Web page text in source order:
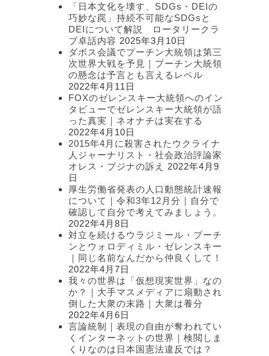
「日本文化を壊す、SDGs・DEIの
巧妙な罠」持続不可能なSDGsと
DEIについて解説 ロータリークラ
ブ卓話内容 2025年3月10日
ダボス会議でプーチン大統領は第三
次世界大戦を予見｜プーチン大統領
の懸念は予言とも言えるレベル
2022年4月11日
FOXのゼレンスキー大統領へのイン
タビューでゼレンスキー大統領が語
った真実｜ネオナチは実在する
2022年4月10日
2015年4月に殺害されたウクライナ
人ジャーナリスト・社会政治評論家
オレス・ブジナの訴え
2022年4月9
日
厚生労働省発表の人口動態統計速報
について｜令和3年12月分｜自分で
確認して自分で考えてみましょう。
2022年4月8日
対立を続けるウラジミール・プーチ
ンとウォロディミル・ゼレンスキー
｜同じ名前なんだから仲良くして！
2022年4月7日
我々の世界は「仮想現実世界」なの
か？｜大手マスメディアに扇動され
倒した大衆の末路｜大衆は養分
2022年4月6日
言論統制｜表現の自由が奪われてい
くインターネットの世界｜検閲しま
くりなのは日本国憲法違反では？